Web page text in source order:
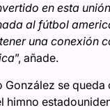
en esta
al fútbol
una conexión
”, añade.
González se queda
himno